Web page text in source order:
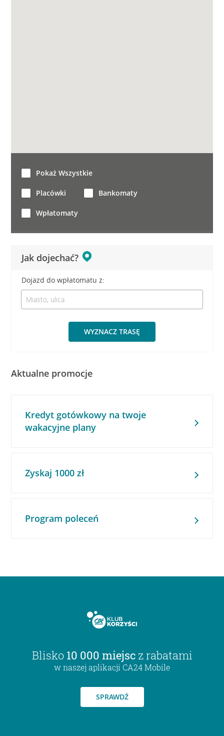
Jak dojechać?
Dojazd do wpłatomatu z:
WYZNACZ TRASĘ
Pokaż Wszystkie
Placówki Bankomaty
Wpłatomaty
Aktualne promocje
Kredyt gotówkowy na twoje
wakacyjne plany
Zyskaj 1000 zł
Program poleceń
Blisko 10 000 miejsc z rabatami
w naszej aplikacji CA24 Mobile
SPRAWDŹ